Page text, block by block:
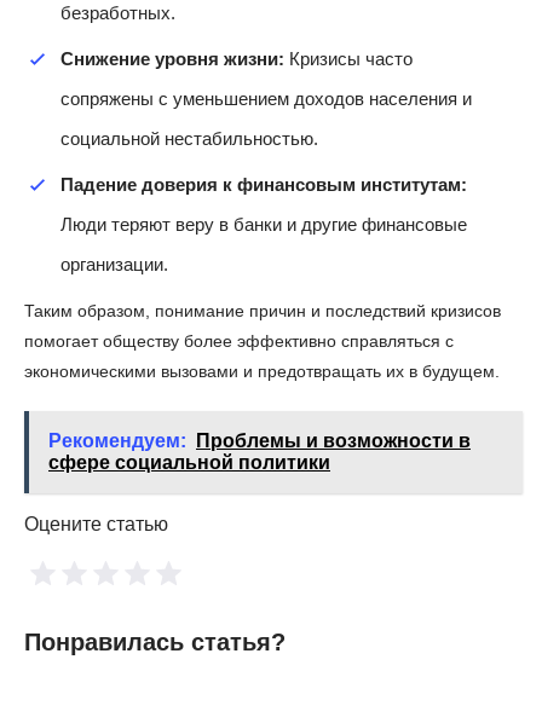
безработных.
Снижение уровня жизни: Кризисы часто
сопряжены с уменьшением доходов населения и
социальной нестабильностью.
Падение доверия к финансовым институтам:
Люди теряют веру в банки и другие финансовые
организации.
Таким образом, понимание причин и последствий кризисов
помогает обществу более эффективно справляться с
экономическими вызовами и предотвращать их в будущем.
Рекомендуем:
Проблемы и возможности в
сфере социальной политики
Оцените статью
Понравилась статья?